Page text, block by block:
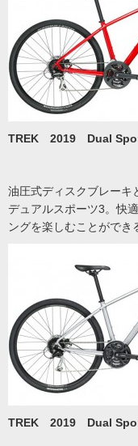
TREK 2019 Dual
油圧式ディスクブレーキ
デュアルスポーツ3。快
ングを楽しむことができ
TREK 2019 Dual